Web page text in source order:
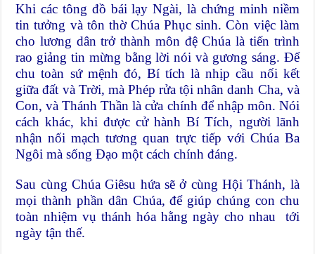
Khi các tông đồ bái lạy Ngài, là chứng minh niềm
tin tưởng và tôn thờ Chúa Phục sinh. Còn việc làm
cho lương dân trở thành môn đệ Chúa là tiến trình
rao giảng tin mừng bằng lời nói và gương sáng. Để
chu toàn sứ mệnh đó, Bí tích là nhịp cầu nối kết
giữa đất và Trời, mà Phép rửa tội nhân danh Cha, và
Con, và Thánh Thần là cửa chính để nhập môn. Nói
cách khác, khi được cử hành Bí Tích, người lãnh
nhận nối mạch tương quan trực tiếp với Chúa Ba
Ngôi mà sống Đạo một cách chính đáng.
Sau cùng Chúa Giêsu hứa sẽ ở cùng Hội Thánh, là
mọi thành phần dân Chúa, để giúp chúng con chu
toàn nhiệm vụ thánh hóa hằng ngày cho nhau tới
ngày tận thế.